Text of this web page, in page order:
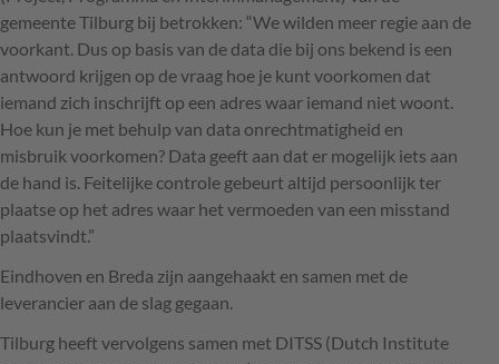
gemeente Tilburg bij betrokken: “We wilden meer regie aan de
voorkant. Dus op basis van de data die bij ons bekend is een
antwoord krijgen op de vraag hoe je kunt voorkomen dat
iemand zich inschrijft op een adres waar iemand niet woont.
Hoe kun je met behulp van data onrechtmatigheid en
misbruik voorkomen? Data geeft aan dat er mogelijk iets aan
de hand is. Feitelijke controle gebeurt altijd persoonlijk ter
plaatse op het adres waar het vermoeden van een misstand
plaatsvindt.”
Eindhoven en Breda zijn aangehaakt en samen met de
leverancier aan de slag gegaan.
Tilburg heeft vervolgens samen met DITSS (Dutch Institute